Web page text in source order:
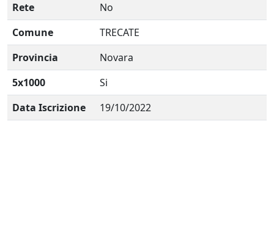
Rete
No
Comune
TRECATE
Provincia
Novara
5x1000
Si
Data Iscrizione
19/10/2022